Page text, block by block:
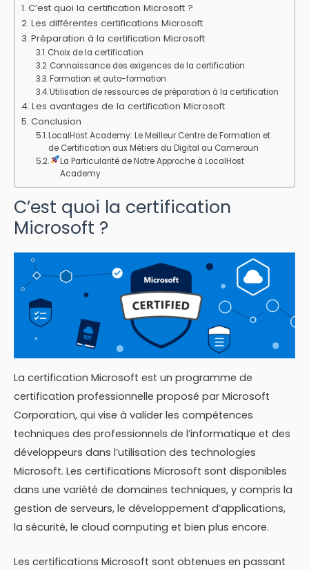
C’est quoi la certification Microsoft ?
Les différentes certifications Microsoft
Préparation à la certification Microsoft
Choix de la certification
Connaissance des exigences de la certification
Formation et auto-formation
Utilisation de ressources de préparation à la certification
Les avantages de la certification Microsoft
Conclusion
LocalHost Academy: Le Meilleur Centre de Formation et
de Certification aux Métiers du Digital au Cameroun
La Particularité de Notre Approche à LocalHost
Academy
C’est quoi la certification
Microsoft ?
La certification Microsoft est un programme de
certification professionnelle proposé par Microsoft
Corporation, qui vise à valider les compétences
techniques des professionnels de l’informatique et des
développeurs dans l’utilisation des technologies
Microsoft. Les certifications Microsoft sont disponibles
dans une variété de domaines techniques, y compris la
gestion de serveurs, le développement d’applications,
la sécurité, le cloud computing et bien plus encore.
Les certifications Microsoft sont obtenues en passant